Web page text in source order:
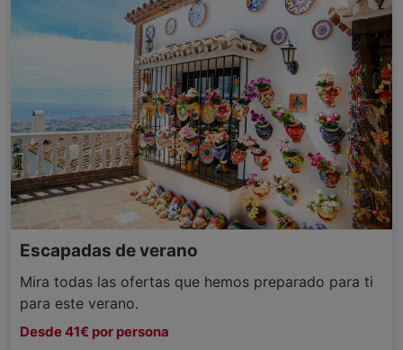
Escapadas de verano
Mira todas las ofertas que hemos preparado para ti
para este verano.
Desde 41€ por persona